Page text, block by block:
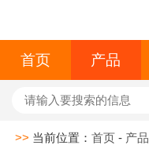
首页 产品
>> 当前位置：首页 - 产品